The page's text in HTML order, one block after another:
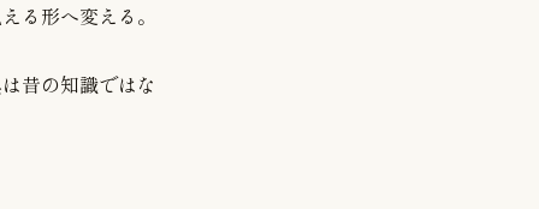
る形へ変える。
昔の知識ではな